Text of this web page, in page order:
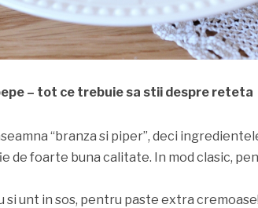
– tot ce trebuie sa stii despre reteta
“branza si piper”, deci
de foarte buna calitate. In mod clasic,
si unt in sos, pentru paste extra cremoase!